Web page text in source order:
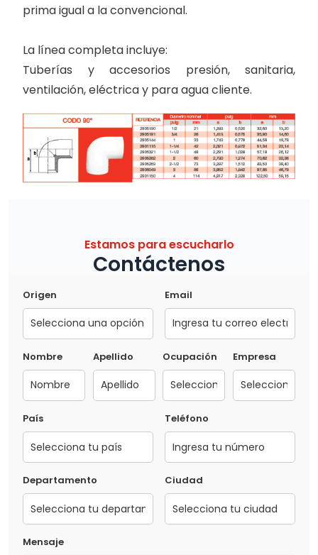
prima igual a la convencional.
La línea completa incluye:
Tuberías y accesorios presión, sanitaria,
ventilación, eléctrica y para agua cliente.
Estamos para escucharlo
Contáctenos
Origen Email
Nombre Apellido Ocupación Empresa
País Teléfono
Departamento Ciudad
Mensaje